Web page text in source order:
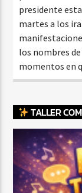
presidente
martes a los
los nombres de
momentos en
TALLER